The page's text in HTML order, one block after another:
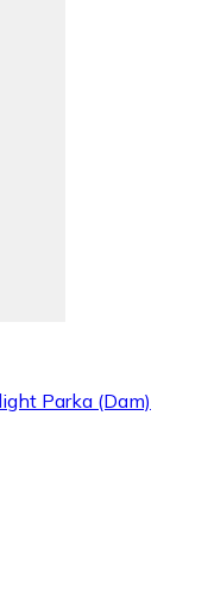
Parka (Dam)